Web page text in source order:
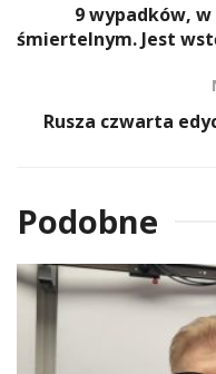
9 wypadków,
śmiertelnym. Jest
Rusza czwarta
Podobne